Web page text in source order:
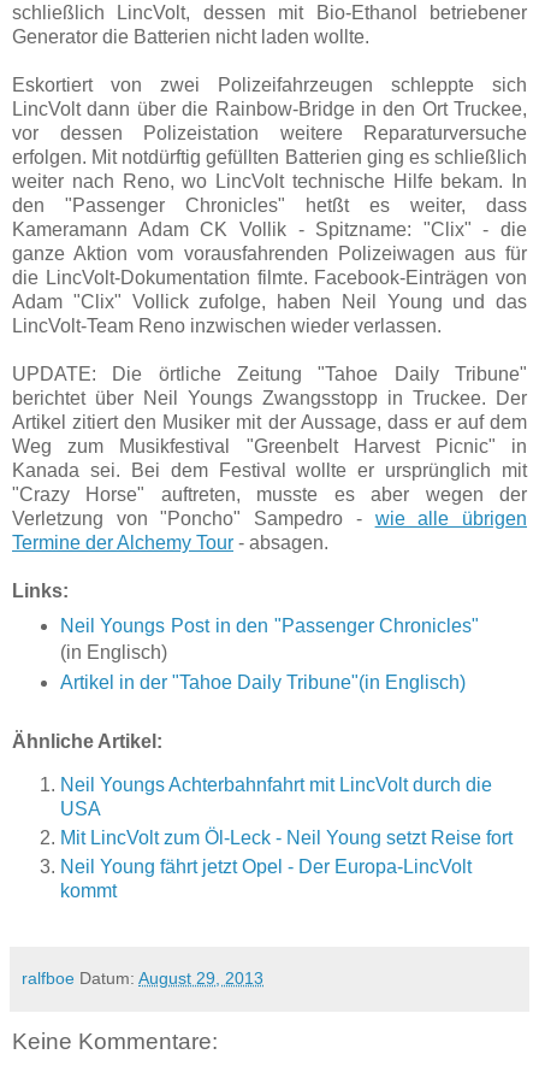
schließlich LincVolt, dessen mit Bio-Ethanol betriebener
Generator die Batterien nicht laden wollte.
Eskortiert von zwei Polizeifahrzeugen schleppte sich
LincVolt dann über die Rainbow-Bridge in den Ort Truckee,
vor dessen Polizeistation weitere Reparaturversuche
erfolgen. Mit notdürftig gefüllten Batterien ging es schließlich
weiter nach Reno, wo LincVolt technische Hilfe bekam. In
den "Passenger Chronicles" hetßt es weiter, dass
Kameramann Adam CK Vollik - Spitzname: "Clix" - die
ganze Aktion vom vorausfahrenden Polizeiwagen aus für
die LincVolt-Dokumentation filmte. Facebook-Einträgen von
Adam "Clix" Vollick zufolge, haben Neil Young und das
LincVolt-Team Reno inzwischen wieder verlassen.
UPDATE: Die örtliche Zeitung "Tahoe Daily Tribune"
berichtet über Neil Youngs Zwangsstopp in Truckee. Der
Artikel zitiert den Musiker mit der Aussage, dass er auf dem
Weg zum Musikfestival "Greenbelt Harvest Picnic" in
Kanada sei. Bei dem Festival wollte er ursprünglich mit
"Crazy Horse" auftreten, musste es aber wegen der
Verletzung von "Poncho" Sampedro - wie alle übrigen
Termine der Alchemy Tour - absagen.
Links:
Neil Youngs Post in den "Passenger Chronicles"
(in Englisch)
Artikel in der "Tahoe Daily Tribune"(in Englisch)
Ähnliche Artikel:
Neil Youngs Achterbahnfahrt mit LincVolt durch die
USA
Mit LincVolt zum Öl-Leck - Neil Young setzt Reise fort
Neil Young fährt jetzt Opel - Der Europa-LincVolt
kommt
ralfboe Datum: August 29, 2013
Keine Kommentare: